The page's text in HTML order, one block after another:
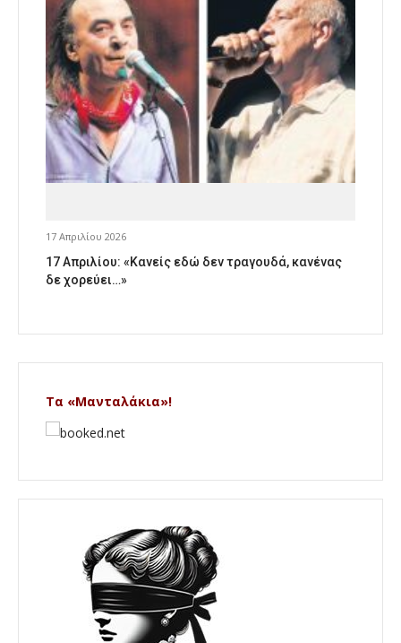
17 Απριλίου 2026
17 Απριλίου: «Κανείς εδώ δεν τραγουδά, κανένας
δε χορεύει…»
Τα «Μανταλάκια»!